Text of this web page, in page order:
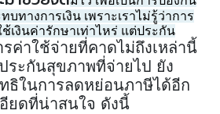
ทางการเงิน เพราะเราไม่รู้ว่าการ
เงินค่ารักษาเท่าไหร่ แต่ประกัน
รค่าใช้จ่ายที่คาดไม่ถึงเหล่านี้
ระกันสุขภาพที่จ่ายไป ยัง
ธิในการลดหย่อนภาษีได้อีก
ยดที่น่าสนใจ ดังนี้